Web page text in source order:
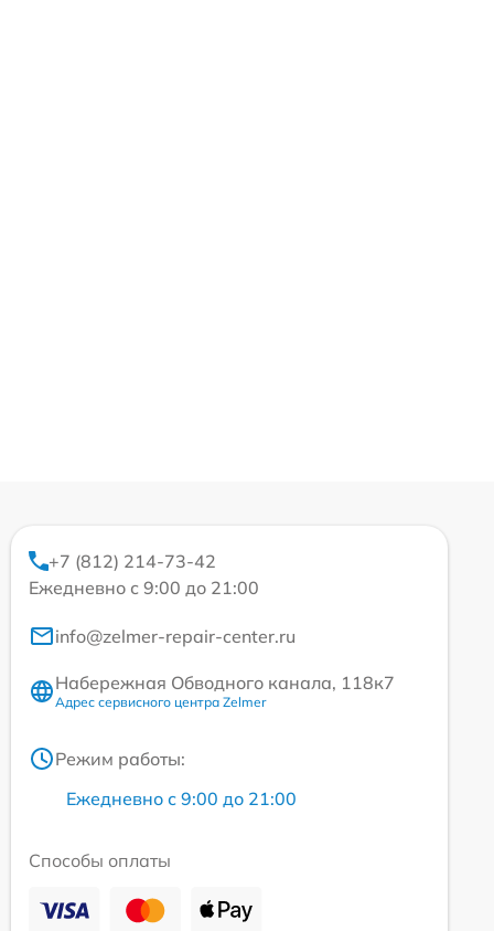
+7 (812) 214-73-42
Ежедневно с 9:00 до 21:00
info@zelmer-repair-center.ru
Набережная Обводного канала, 118к7
Адрес сервисного центра Zelmer
Режим работы:
Ежедневно с 9:00 до 21:00
Способы оплаты